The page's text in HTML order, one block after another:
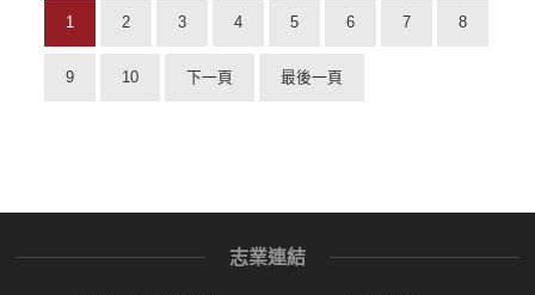
1 2 3 4 5 6 7 8
9 10 下一頁 最後一頁
志業連結